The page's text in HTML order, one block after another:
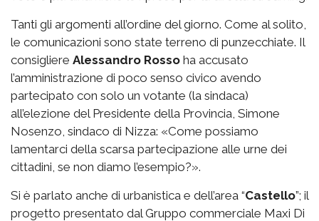
Tanti gli argomenti all’ordine del giorno. Come al solito,
le comunicazioni sono state terreno di punzecchiate. Il
consigliere Alessandro Rosso ha accusato
l’amministrazione di poco senso civico avendo
partecipato con solo un votante (la sindaca)
all’elezione del Presidente della Provincia, Simone
Nosenzo, sindaco di Nizza: «Come possiamo
lamentarci della scarsa partecipazione alle urne dei
cittadini, se non diamo l’esempio?».
Si è parlato anche di urbanistica e dell’area “Castello”; il
progetto presentato dal Gruppo commerciale Maxi Di